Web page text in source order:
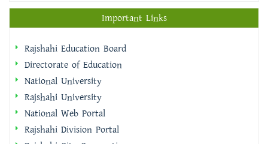
Important Links
Rajshahi Education Board
Directorate of Education
National University
Rajshahi University
National Web Portal
Rajshahi Division Portal